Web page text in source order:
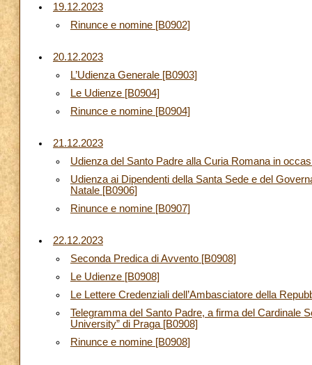
19.12.2023
Rinunce e nomine [B0902]
20.12.2023
L’Udienza Generale [B0903]
Le Udienze [B0904]
Rinunce e nomine [B0904]
21.12.2023
Udienza del Santo Padre alla Curia Romana in
Udienza ai Dipendenti della Santa Sede e del
Natale [B0906]
Rinunce e nomine [B0907]
22.12.2023
Seconda Predica di Avvento [B0908]
Le Udienze [B0908]
Le Lettere Credenziali dell’Ambasciatore della
Telegramma del Santo Padre, a firma del Cardinale
University” di Praga [B0908]
Rinunce e nomine [B0908]